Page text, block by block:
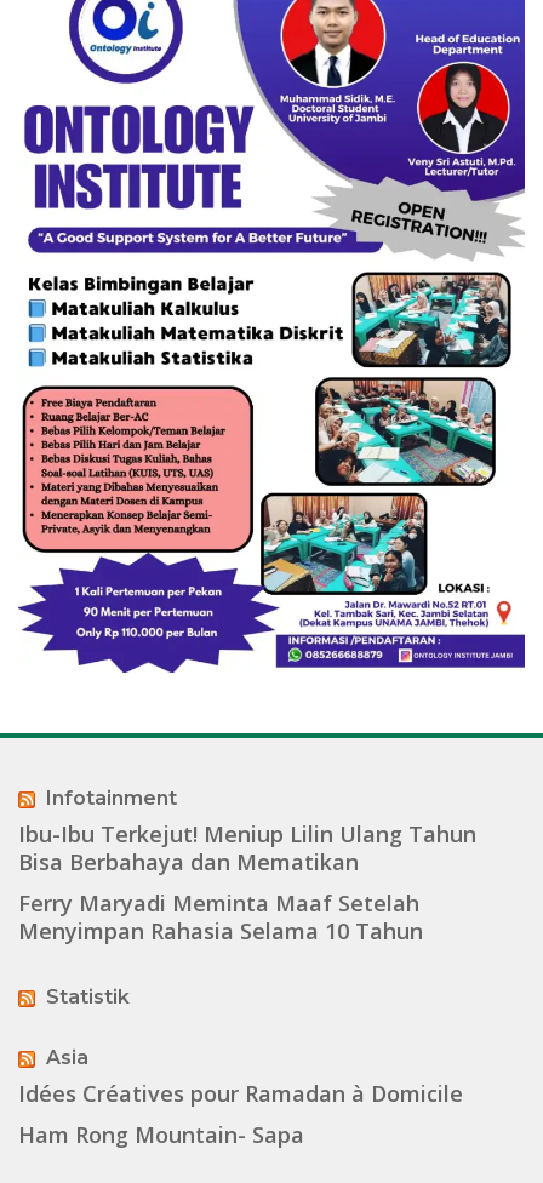
Infotainment
Ibu-Ibu Terkejut! Meniup Lilin Ulang Tahun
Bisa Berbahaya dan Mematikan
Ferry Maryadi Meminta Maaf Setelah
Menyimpan Rahasia Selama 10 Tahun
Statistik
Asia
Idées Créatives pour Ramadan à Domicile
Ham Rong Mountain- Sapa